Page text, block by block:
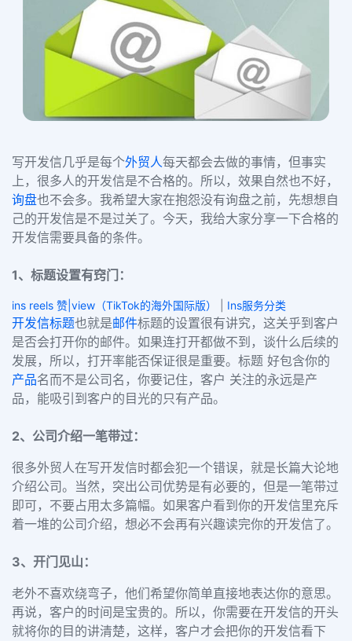
写开发信几乎是每个外贸人每天都会去做的事情，但事实
上，很多人的开发信是不合格的。所以，效果自然也不好，
询盘也不会多。我希望大家在抱怨没有询盘之前，先想想自
己的开发信是不是过关了。今天，我给大家分享一下合格的
开发信需要具备的条件。
1、标题设置有窍门：
ins reels 赞|view（TikTok的海外国际版） Ins服务分类
开发信标题也就是邮件标题的设置很有讲究，这关乎到客户
是否会打开你的邮件。如果连打开都做不到，谈什么后续的
发展，所以，打开率能否保证很是重要。标题 好包含你的
产品名而不是公司名，你要记住，客户 关注的永远是产
品，能吸引到客户的目光的只有产品。
2、公司介绍一笔带过：
很多外贸人在写开发信时都会犯一个错误，就是长篇大论地
介绍公司。当然，突出公司优势是有必要的，但是一笔带过
即可，不要占用太多篇幅。如果客户看到你的开发信里充斥
着一堆的公司介绍，想必不会再有兴趣读完你的开发信了。
3、开门见山：
老外不喜欢绕弯子，他们希望你简单直接地表达你的意思。
再说，客户的时间是宝贵的。所以，你需要在开发信的开头
就将你的目的讲清楚，这样，客户才会把你的开发信看下